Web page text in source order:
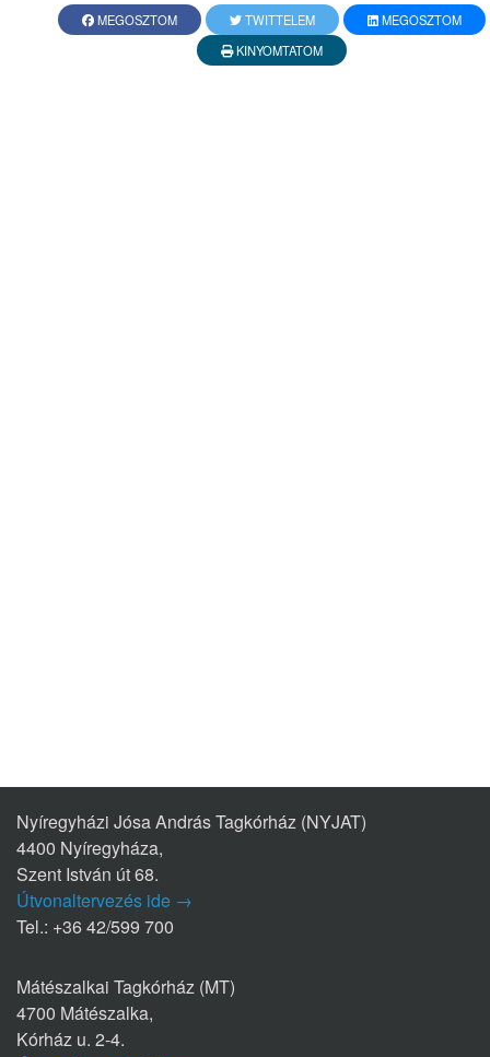
MEGOSZTOM TWITTELEM
MEGOSZTOM
KINYOMTATOM
Nyíregyházi Jósa András Tagkórház (NYJAT)
4400 Nyíregyháza,
Szent István út 68.
Útvonaltervezés ide →
Tel.: +36 42/599 700
Mátészalkai Tagkórház (MT)
4700 Mátészalka,
Kórház u. 2-4.